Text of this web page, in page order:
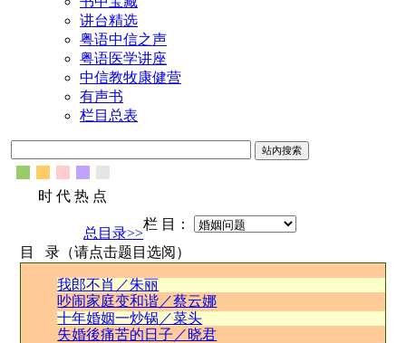
讲台精选
粤语中信之声
粤语医学讲座
中信教牧康健营
有声书
栏目总表
时 代 热 点
总目录>>
栏 目：
目 录（请点击题目选阅）
我郎不肖／朱丽
吵闹家庭变和谐／蔡云娜
十年婚姻一炒锅／菜头
失婚後痛苦的日子／晓君